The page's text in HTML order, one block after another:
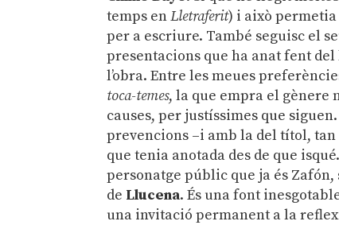
temps enLletraferit) i això permetia
per a escriure. També seguisc el
presentacions que ha anat fent
l’obra. Entre les meues
toca-temes, la que empra el gènere
causes, per justíssimes que
prevencions –i amb la del títol,
que tenia anotada des de que
personatge públic que ja és Zafón,
de Llucena. És una font
una invitació permanent a la